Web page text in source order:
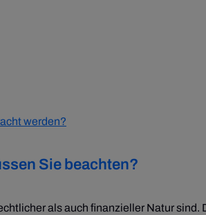
werden?
Sie beachten?
als auch finanzieller Natur sind.